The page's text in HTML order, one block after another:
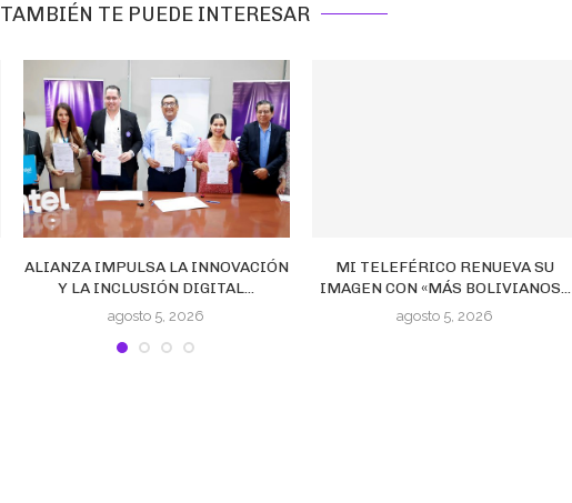
TAMBIÉN TE PUEDE INTERESAR
ALIANZA IMPULSA LA INNOVACIÓN
Y LA INCLUSIÓN DIGITAL...
agosto 5, 2026
MI TELEFÉRICO RENUEVA SU
IMAGEN CON «MÁS BOLIVIANOS...
agosto 5, 2026